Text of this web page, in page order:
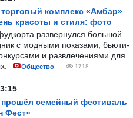
комплекс «Амбар»
красоты и стиля: фото
развернулся большой
с модными показами, бьюти-
и развлечениями для
Общество 1718
семейный фестиваль
Фест»